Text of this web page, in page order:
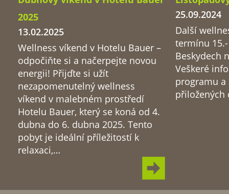
2025
13.02.2025
Wellness víkend v Hotelu Bauer –
odpočiňte si a načerpejte novou
energii! Přijďte si užít
nezapomenutelný wellness
víkend v malebném prostředí
Hotelu Bauer, který se koná od 4.
dubna do 6. dubna 2025. Tento
pobyt je ideální příležitostí k
relaxaci,…
25.09.2024
Další
termínu
Beskydech
Veškeré
programu a
přiložených